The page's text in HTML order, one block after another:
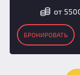
от
БРОНИРОВАТЬ